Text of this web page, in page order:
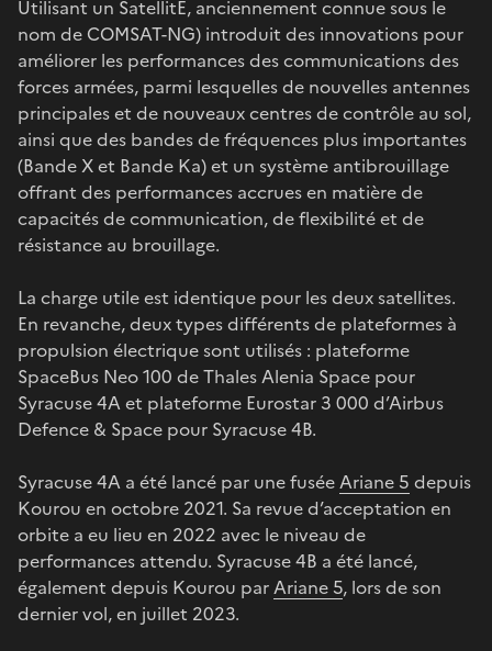
Utilisant un SatellitE, anciennement connue sous le
nom de COMSAT-NG) introduit des innovations pour
améliorer les performances des communications des
forces armées, parmi lesquelles de nouvelles antennes
principales et de nouveaux centres de contrôle au sol,
ainsi que des bandes de fréquences plus importantes
(Bande X et Bande Ka) et un système antibrouillage
offrant des performances accrues en matière de
capacités de communication, de flexibilité et de
résistance au brouillage.
La charge utile est identique pour les deux satellites.
En revanche, deux types différents de plateformes à
propulsion électrique sont utilisés : plateforme
SpaceBus Neo 100 de Thales Alenia Space pour
Syracuse 4A et plateforme Eurostar 3 000 d’Airbus
Defence & Space pour Syracuse 4B.
Syracuse 4A a été lancé par une fuséeAriane 5 depuis
Kourou en octobre 2021. Sa revue d’acceptation en
orbite a eu lieu en 2022 avec le niveau de
performances attendu. Syracuse 4B a été lancé,
également depuis Kourou parAriane 5, lors de son
dernier vol, en juillet 2023.